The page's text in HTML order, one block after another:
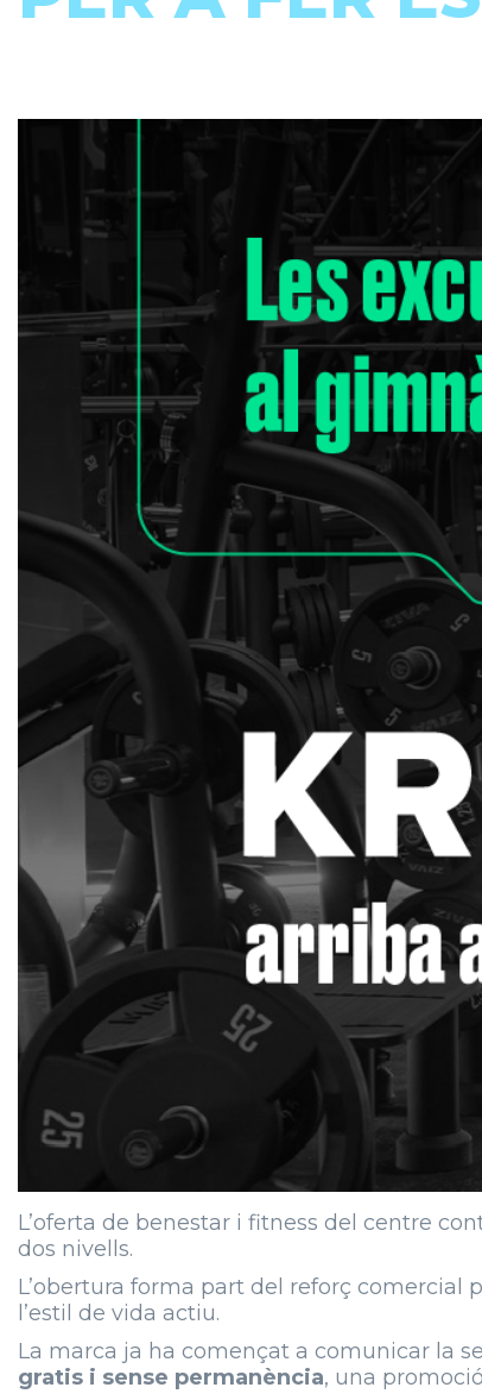
L’oferta de benestar i fitness del centre
dos nivells.
L’obertura forma part del reforç comercial
l’estil de vida actiu.
La marca ja ha començat a comunicar la
gratis i sense permanència, una